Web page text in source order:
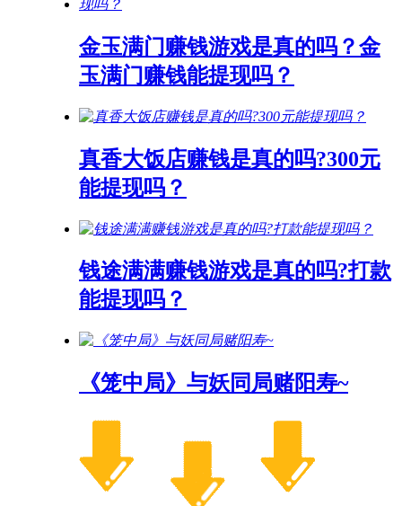
金玉满门赚钱游戏是真的吗？金
玉满门赚钱能提现吗？
真香大饭店赚钱是真的吗?300元
能提现吗？
钱途满满赚钱游戏是真的吗?打款
能提现吗？
《笼中局》与妖同局赌阳寿~